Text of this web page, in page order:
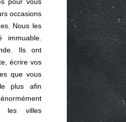
occasions
Nous les
Ils ont
écrire vos
que vous
plus afin
les villes